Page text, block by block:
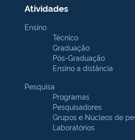
Atividades
Ensino
Técnico
Graduação
Pós-Graduação
Ensino a distância
Pesquisa
Programas
Pesquisadores
Grupos e Núcleos de
Laboratórios